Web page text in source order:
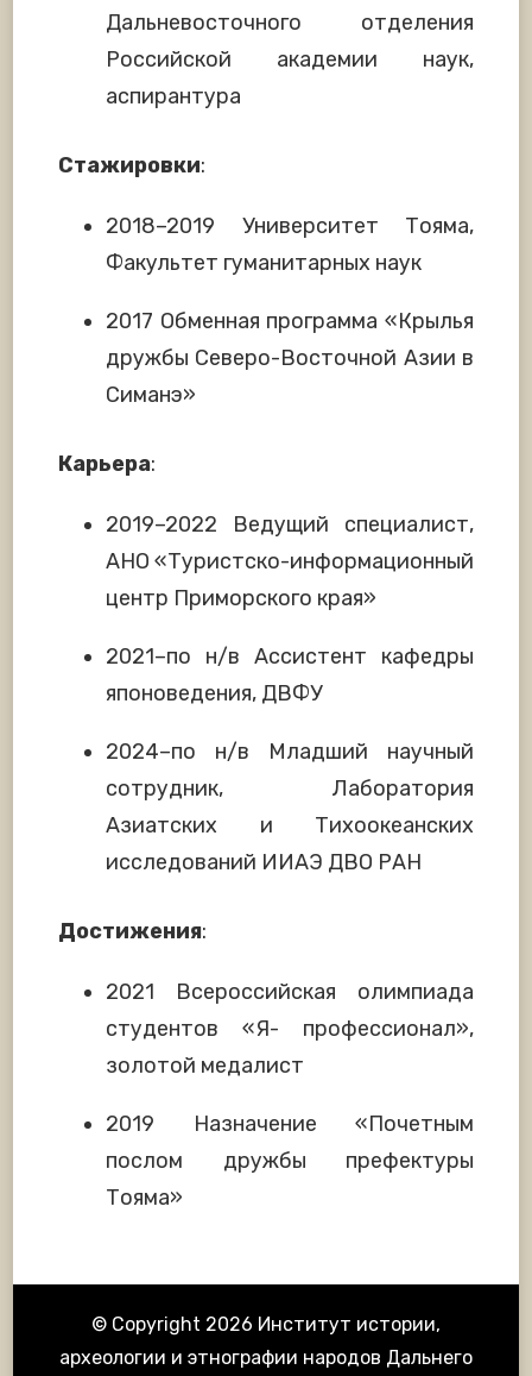
Дальневосточного отделения
Российской академии наук,
аспирантура
Стажировки:
2018–2019 Университет Тояма,
Факультет гуманитарных наук
2017 Обменная программа «Крылья
дружбы Северо-Восточной Азии в
Симанэ»
Карьера:
2019–2022 Ведущий специалист,
АНО «Туристско-информационный
центр Приморского края»
2021–по н/в Ассистент кафедры
японоведения, ДВФУ
2024–по н/в Младший научный
сотрудник, Лаборатория
Азиатских и Тихоокеанских
исследований ИИАЭ ДВО РАН
Достижения:
2021 Всероссийская олимпиада
студентов «Я- профессионал»,
золотой медалист
2019 Назначение «Почетным
послом дружбы префектуры
Тояма»
© Copyright 2026 Институт истории,
археологии и этнографии народов Дальнего